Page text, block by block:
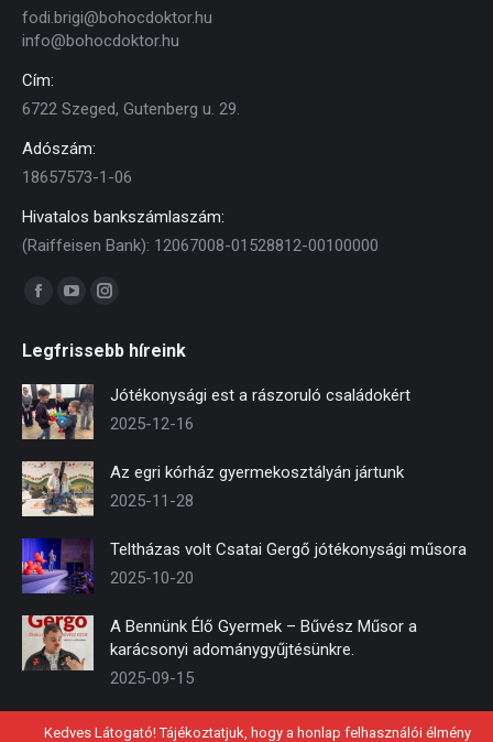
fodi.brigi@bohocdoktor.hu
info@bohocdoktor.hu
Cím:
6722 Szeged, Gutenberg u. 29.
Adószám:
18657573-1-06
Hivatalos bankszámlaszám:
(Raiffeisen Bank): 12067008-01528812-00100000
Find us on:
Facebook
opens
in
new
window
YouTube
opens
in
new
window
Instagram
opens
new
Legfrissebb híreink
Jótékonysági est a rászoruló családokért
2025-12-16
Az egri kórház gyermekosztályán jártunk
2025-11-28
Teltházas volt Csatai Gergő jótékonysági műsora
2025-10-20
A Bennünk Élő Gyermek – Bűvész Műsor a
karácsonyi adománygyűjtésünkre.
2025-09-15
Kedves Látogató! Tájékoztatjuk, hogy a honlap felhasználói élmény